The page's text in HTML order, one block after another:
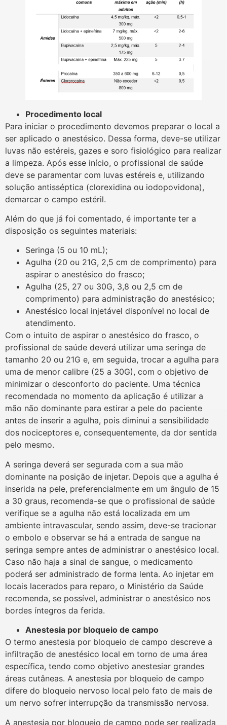
Procedimento local
Para iniciar o procedimento devemos preparar o local a
ser aplicado o anestésico. Dessa forma, deve-se utilizar
luvas não estéreis, gazes e soro fisiológico para realizar
a limpeza. Após esse início, o profissional de saúde
deve se paramentar com luvas estéreis e, utilizando
solução antisséptica (clorexidina ou iodopovidona),
demarcar o campo estéril.
Além do que já foi comentado, é importante ter a
disposição os seguintes materiais:
Seringa (5 ou 10 mL);
Agulha (20 ou 21G, 2,5 cm de comprimento) para
aspirar o anestésico do frasco;
Agulha (25, 27 ou 30G, 3,8 ou 2,5 cm de
comprimento) para administração do anestésico;
Anestésico local injetável disponível no local de
atendimento.
Com o intuito de aspirar o anestésico do frasco, o
profissional de saúde deverá utilizar uma seringa de
tamanho 20 ou 21G e, em seguida, trocar a agulha para
uma de menor calibre (25 a 30G), com o objetivo de
minimizar o desconforto do paciente. Uma técnica
recomendada no momento da aplicação é utilizar a
mão não dominante para estirar a pele do paciente
antes de inserir a agulha, pois diminui a sensibilidade
dos nociceptores e, consequentemente, da dor sentida
pelo mesmo.
A seringa deverá ser segurada com a sua mão
dominante na posição de injetar. Depois que a agulha é
inserida na pele, preferencialmente em um ângulo de 15
a 30 graus, recomenda-se que o profissional de saúde
verifique se a agulha não está localizada em um
ambiente intravascular, sendo assim, deve-se tracionar
o embolo e observar se há a entrada de sangue na
seringa sempre antes de administrar o anestésico local.
Caso não haja a sinal de sangue, o medicamento
poderá ser administrado de forma lenta. Ao injetar em
locais lacerados para reparo, o Ministério da Saúde
recomenda, se possível, administrar o anestésico nos
bordes íntegros da ferida.
Anestesia por bloqueio de campo
O termo anestesia por bloqueio de campo descreve a
infiltração de anestésico local em torno de uma área
específica, tendo como objetivo anestesiar grandes
áreas cutâneas. A anestesia por bloqueio de campo
difere do bloqueio nervoso local pelo fato de mais de
um nervo sofrer interrupção da transmissão nervosa.
A anestesia por bloqueio de campo pode ser realizada